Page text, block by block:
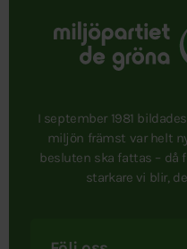
I september 1981
miljön främst var helt
besluten ska fattas – då
starkare vi blir,